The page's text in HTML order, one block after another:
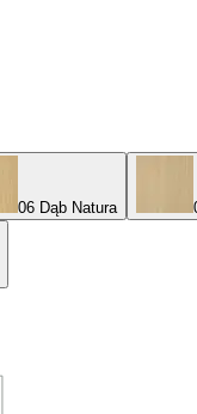
06 Dąb Natura